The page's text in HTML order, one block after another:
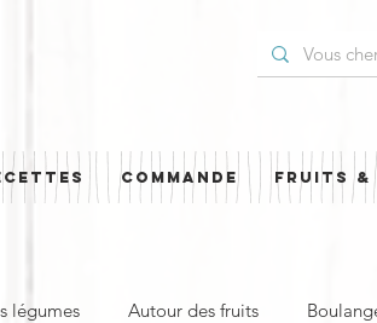
COMMANDE FRUITS &
légumes Autour des fruits